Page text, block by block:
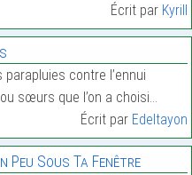
Écrit par Kyrill
parapluies contre l’ennui
sœurs que l’on a choisi…
Écrit par Edeltayon
Peu Sous Ta Fenêtre